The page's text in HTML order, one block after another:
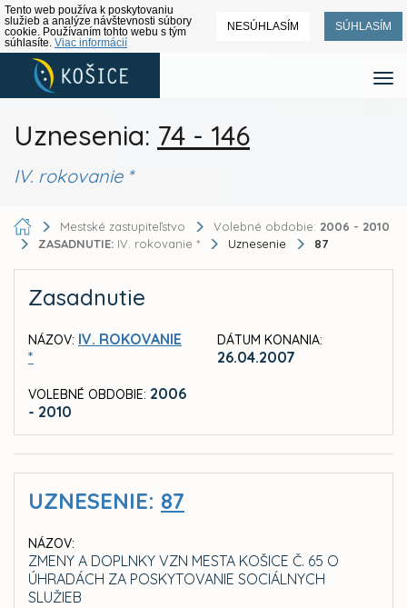
Tento web používa k poskytovaniu
služieb a analýze návštevnosti súbory
cookie. Používaním tohto webu s tým
súhlasíte. Viac informácií
NESÚHLASÍM SÚHLASÍM
Uznesenia: 74 - 146
IV. rokovanie *
Mestské zastupiteľstvo Volebné obdobie: 2006 - 2010
ZASADNUTIE: IV. rokovanie * Uznesenie 87
Zasadnutie
NÁZOV: IV. ROKOVANIE
*
VOLEBNÉ OBDOBIE: 2006
- 2010
DÁTUM KONANIA:
26.04.2007
UZNESENIE: 87
NÁZOV:
ZMENY A DOPLNKY VZN MESTA KOŠICE Č. 65 O
ÚHRADÁCH ZA POSKYTOVANIE SOCIÁLNYCH
SLUŽIEB